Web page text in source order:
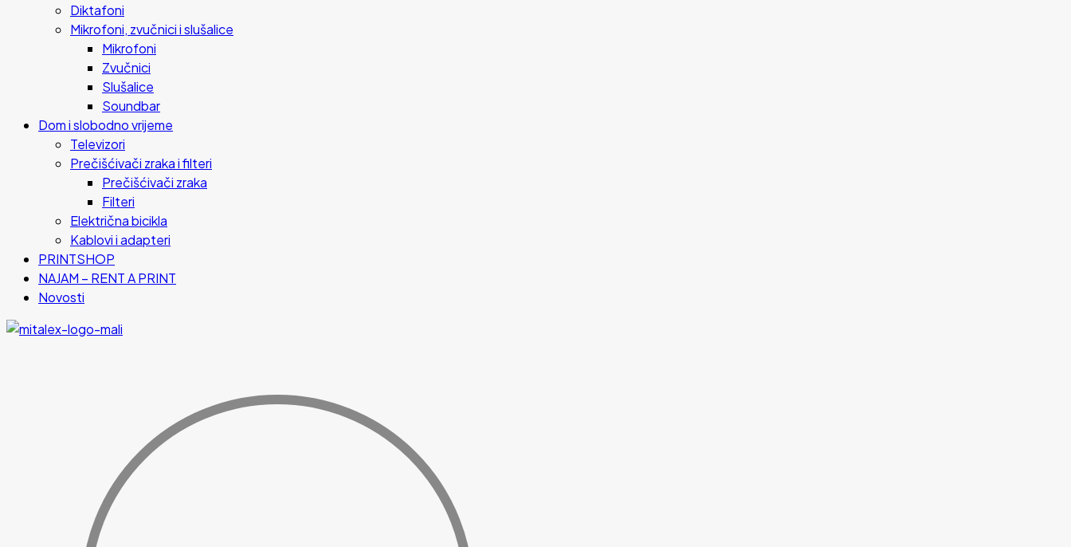
Diktafoni
Mikrofoni, zvučnici i slušalice
Mikrofoni
Zvučnici
Slušalice
Soundbar
Dom i slobodno vrijeme
Televizori
Prečišćivači zraka i filteri
Prečišćivači zraka
Filteri
Električna bicikla
Kablovi i adapteri
PRINTSHOP
NAJAM – RENT A PRINT
Novosti